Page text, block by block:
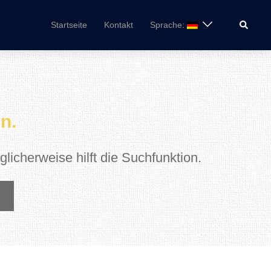
Startseite Kontakt Sprache: Suche
hilft die Suchfunktion.